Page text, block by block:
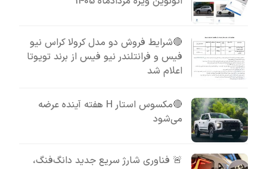
🔴شرایط فروش دو مدل کرولا کراس نیو
فیس و فرانتلندر نیو فیس از برند تویوتا
اعلام شد
🔴مکسوس استار H هفته آینده عرضه
می‌شود
🚨 فناوری شارژ سریع جدید دانگ‌فنگ،